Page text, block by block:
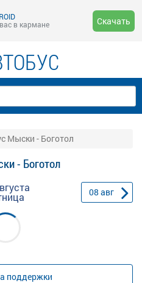
в кармане
Скачать
Мыски - Боготол
- Боготол
08 авг
поддержки